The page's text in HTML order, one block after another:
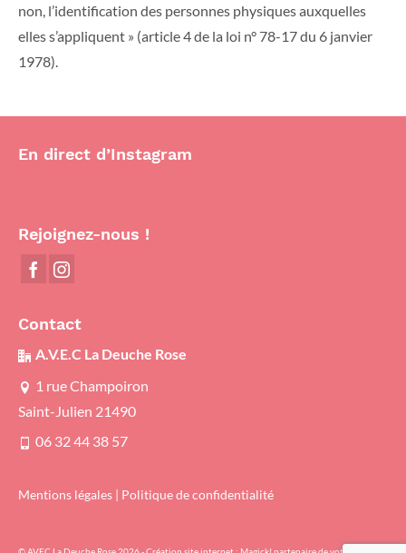
non, l’identification des personnes physiques auxquelles
elles s’appliquent » (article 4 de la loi n° 78-17 du 6 janvier
1978).
En direct d’Instagram
Rejoignez-nous !
Contact
A.V.E.C La Deuche Rose
1 rue Champoiron
Saint-Julien 21490
06 32 44 38 57
Mentions légales Politique de confidentialité